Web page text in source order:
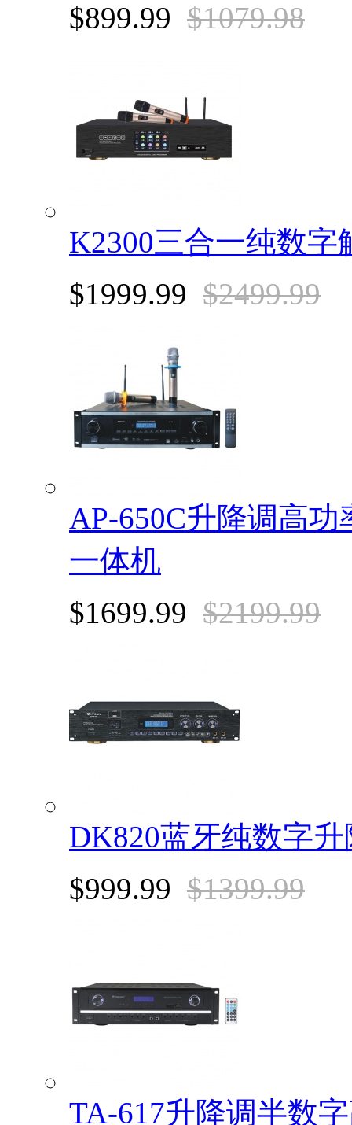
$899.99 $1079.98
K2300三合一纯数
$1999.99 $2499.99
AP-650C升降调高
一体机
$1699.99 $2199.99
DK820蓝牙纯数字
$999.99 $1399.99
TA-617升降调半数